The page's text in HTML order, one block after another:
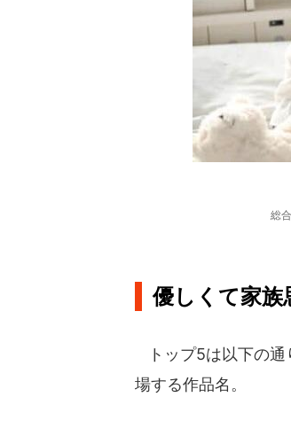
総
優しくて家族
トップ5は以下の通
場する作品名。